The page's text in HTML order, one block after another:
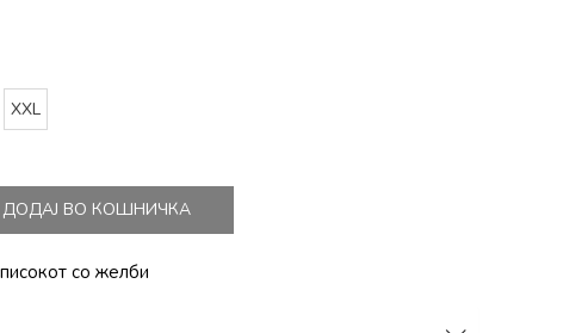
XXL
ДОДАЈ ВО КОШНИЧКА
со желби